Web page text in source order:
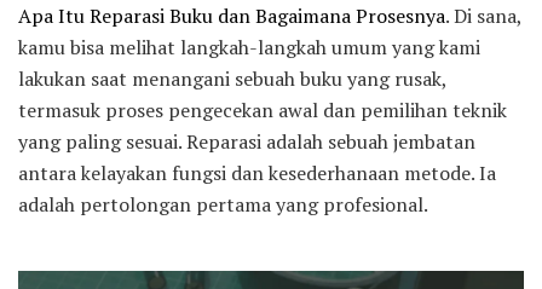
Apa Itu Reparasi Buku dan Bagaimana Prosesnya. Di sana,
kamu bisa melihat langkah-langkah umum yang kami
lakukan saat menangani sebuah buku yang rusak,
termasuk proses pengecekan awal dan pemilihan teknik
yang paling sesuai. Reparasi adalah sebuah jembatan
antara kelayakan fungsi dan kesederhanaan metode. Ia
adalah pertolongan pertama yang profesional.